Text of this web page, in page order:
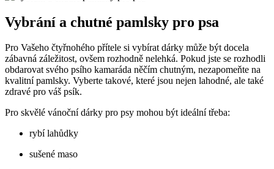
Vybrání a chutné pamlsky pro psa
Pro Vašeho čtyřnohého přítele si vybírat dárky může být docela
zábavná záležitost, ovšem rozhodně nelehká. Pokud jste se rozhodli
obdarovat svého psího kamaráda něčím chutným, nezapomeňte na
kvalitní pamlsky. Vyberte takové, které jsou nejen lahodné, ale také
zdravé pro váš psík.
Pro skvělé vánoční dárky pro psy mohou být ideální třeba:
rybí lahůdky
sušené maso